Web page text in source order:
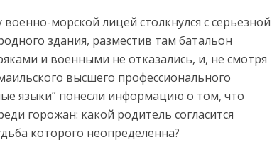
морской лицей столкнулся с серьезной
здания, разместив там батальон
и военными не отказались, и, не смотря
высшего профессионального
языки” понесли информацию о том, что
горожан: какой родитель согласится
которого неопределенна?